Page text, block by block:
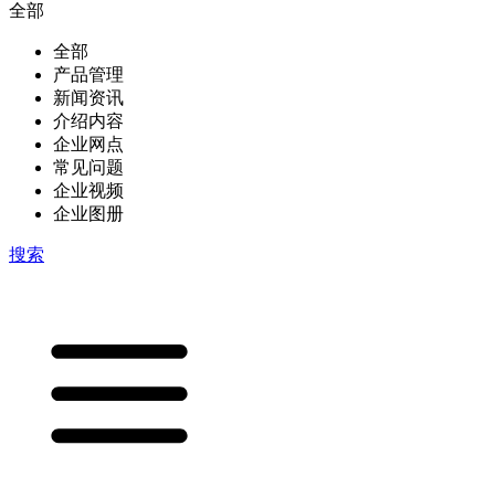
全部
全部
产品管理
新闻资讯
介绍内容
企业网点
常见问题
企业视频
企业图册
搜索